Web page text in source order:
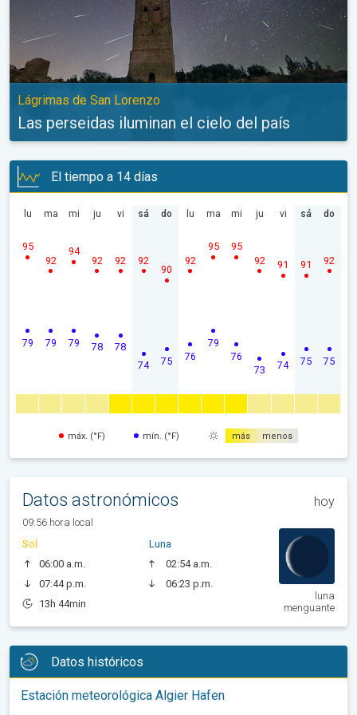
Lágrimas de San Lorenzo
Las perseidas iluminan el cielo del país
El tiempo a 14 días
lu
79
95
ma
79
92
mi
79
94
ju
78
92
vi
78
92
sá
74
92
do
75
90
lu
76
92
ma
79
95
mi
76
95
ju
73
92
vi
74
91
sá
75
91
do
75
92
máx. (°F) mín. (°F) más menos
Datos astronómicos hoy
09:56 hora local
Sol
06:00 a.m.
07:44 p.m.
13h 44min
Luna
02:54 a.m.
06:23 p.m.
luna
menguante
Datos históricos
Estación meteorológica Algier Hafen